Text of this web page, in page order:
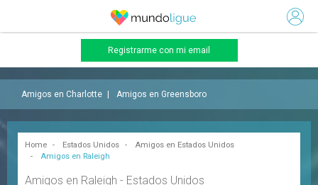
Registrarme con mi email
Amigos en Charlotte Amigos en Greensboro
Amigos en Raleigh - Estados Unidos
Home Estados Unidos
Amigos en Estados Unidos
Amigos en Raleigh